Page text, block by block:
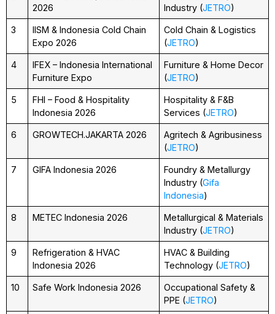
2026
Industry (JETRO)
3
IISM & Indonesia Cold Chain
Expo 2026
Cold Chain & Logistics
(JETRO)
4
IFEX – Indonesia International
Furniture Expo
Furniture & Home Decor
(JETRO)
5
FHI – Food & Hospitality
Indonesia 2026
Hospitality & F&B
Services (JETRO)
6 GROWTECH.JAKARTA 2026
Agritech & Agribusiness
(JETRO)
7 GIFA Indonesia 2026
Foundry & Metallurgy
Industry (Gifa
Indonesia)
8 METEC Indonesia 2026
Metallurgical & Materials
Industry (JETRO)
9
Refrigeration & HVAC
Indonesia 2026
HVAC & Building
Technology (JETRO)
10 Safe Work Indonesia 2026
Occupational Safety &
PPE (JETRO)